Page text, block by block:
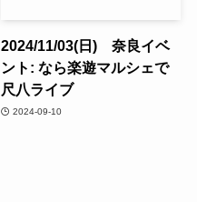
2024/11/03(日) 奈良イベ
ント: なら楽遊マルシェで
尺八ライブ
2024-09-10